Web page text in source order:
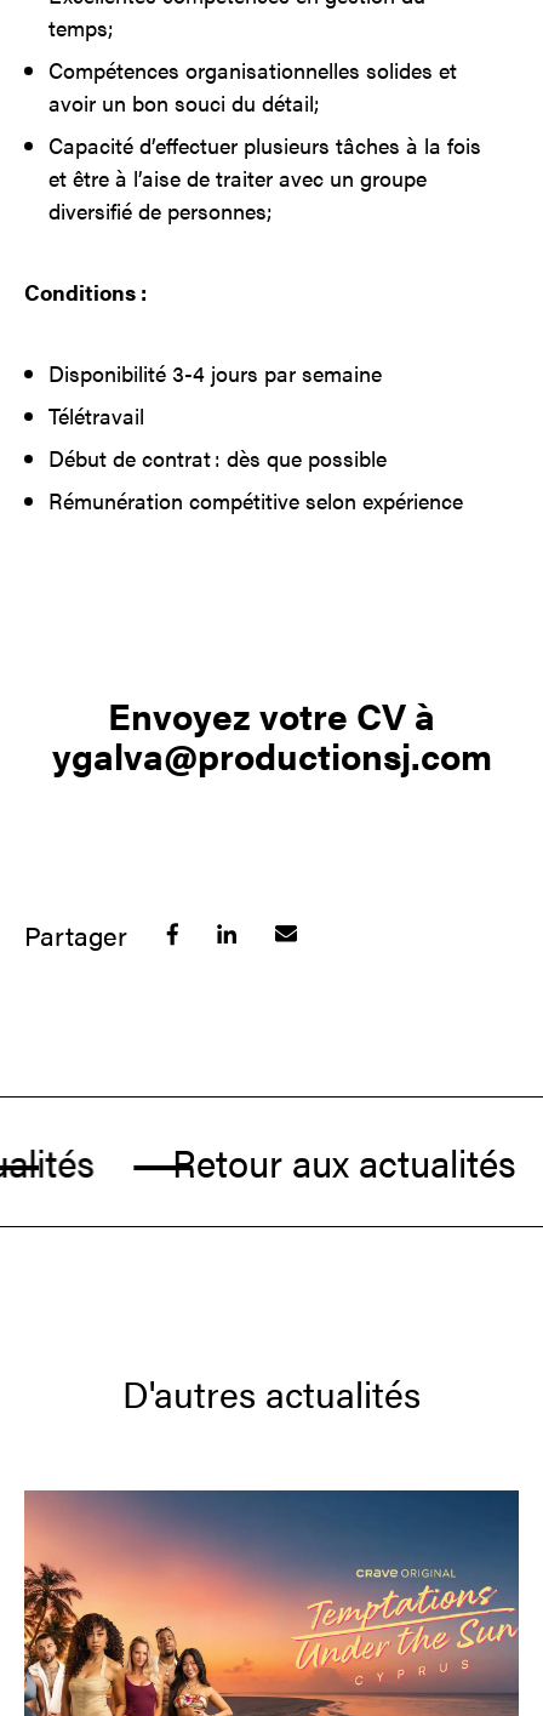
temps;
Compétences organisationnelles solides et
avoir un bon souci du détail;
Capacité d’effectuer plusieurs tâches à la fois
et être à l’aise de traiter avec un groupe
diversifié de personnes;
Conditions :
Disponibilité 3-4 jours par semaine
Télétravail
Début de contrat : dès que possible
Rémunération compétitive selon expérience
Envoyez votre CV à
ygalva@productionsj.com
Partager
Retour aux actualités
D'autres actualités